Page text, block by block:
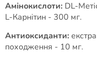
Амінокислоти: DL-
L-Карнітин - 300 мг.
Антиоксиданти:
походження - 10 мг.